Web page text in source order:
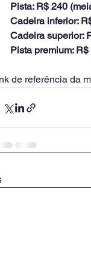
Pista: R$ 240
Cadeira inferior:
Cadeira superior:
Pista premium:
de referência da